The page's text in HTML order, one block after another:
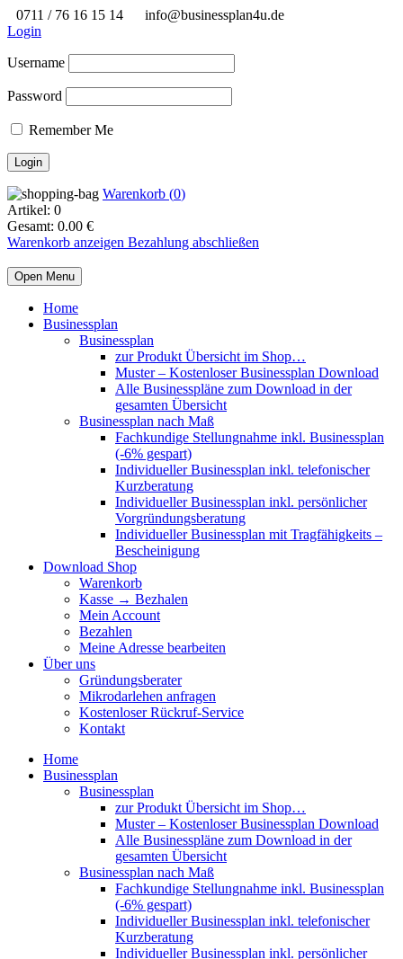
0711 / 76 16 15 14
info@businessplan4u.de
Login
Username
Password
Remember Me
Warenkorb (0)
Artikel: 0
Gesamt: 0.00 €
Warenkorb anzeigen Bezahlung abschließen
Open Menu
Home
Businessplan
Businessplan
zur Produkt Übersicht im Shop…
Muster – Kostenloser Businessplan Download
Alle Businesspläne zum Download in der
gesamten Übersicht
Businessplan nach Maß
Fachkundige Stellungnahme inkl. Businessplan
(-6% gespart)
Individueller Businessplan inkl. telefonischer
Kurzberatung
Individueller Businessplan inkl. persönlicher
Vorgründungsberatung
Individueller Businessplan mit Tragfähigkeits –
Bescheinigung
Download Shop
Warenkorb
Kasse → Bezhalen
Mein Account
Bezahlen
Meine Adresse bearbeiten
Über uns
Gründungsberater
Mikrodarlehen anfragen
Kostenloser Rückruf-Service
Kontakt
Home
Businessplan
Businessplan
zur Produkt Übersicht im Shop…
Muster – Kostenloser Businessplan Download
Alle Businesspläne zum Download in der
gesamten Übersicht
Businessplan nach Maß
Fachkundige Stellungnahme inkl. Businessplan
(-6% gespart)
Individueller Businessplan inkl. telefonischer
Kurzberatung
Individueller Businessplan inkl. persönlicher